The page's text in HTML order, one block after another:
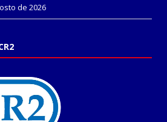
de 2026